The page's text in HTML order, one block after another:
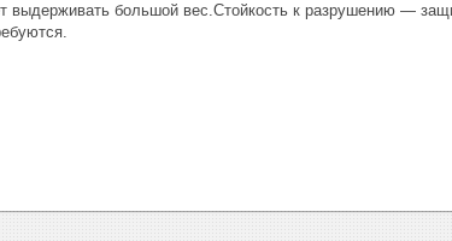
выдерживать большой вес.Стойкость к разрушению —